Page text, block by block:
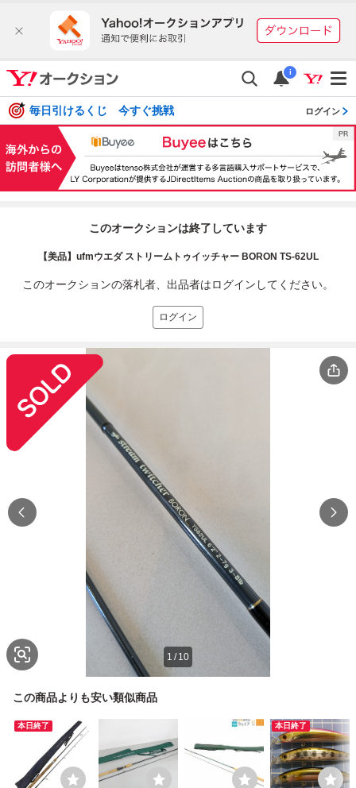
i
毎日引けるくじ 今すぐ挑戦 ログイン
このオークションは終了しています
【美品】ufmウエダ ストリームトゥイッチャー BORON TS-62UL
このオークションの落札者、出品者はログインしてください。
ログイン
1 / 10
この商品よりも安い類似商品
本日終了 本日終了